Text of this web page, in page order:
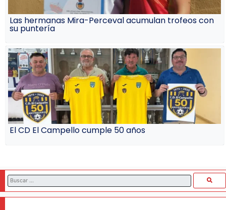
Las hermanas Mira-Perceval acumulan trofeos con
su puntería
El CD El Campello cumple 50 años